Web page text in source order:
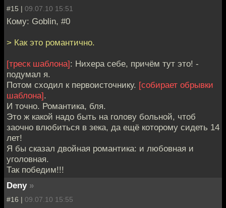
#15 | 09.07.10 15:51
Кому: Goblin, #0
> Как это романтично.
[треск шаблона]: Нихера себе, причём тут это! -
подумал я.
Потом сходил к первоисточнику. [собирает обрывки
шаблона].
И точно. Романтика, бля.
Это ж какой надо быть на голову больной, чтоб
заочно влюбиться в зека, да ещё которому сидеть 14
лет!
Я бы сказал двойная романтика: и любовная и
уголовная.
Так победим!!!
Deny »
#16 | 09.07.10 15:55